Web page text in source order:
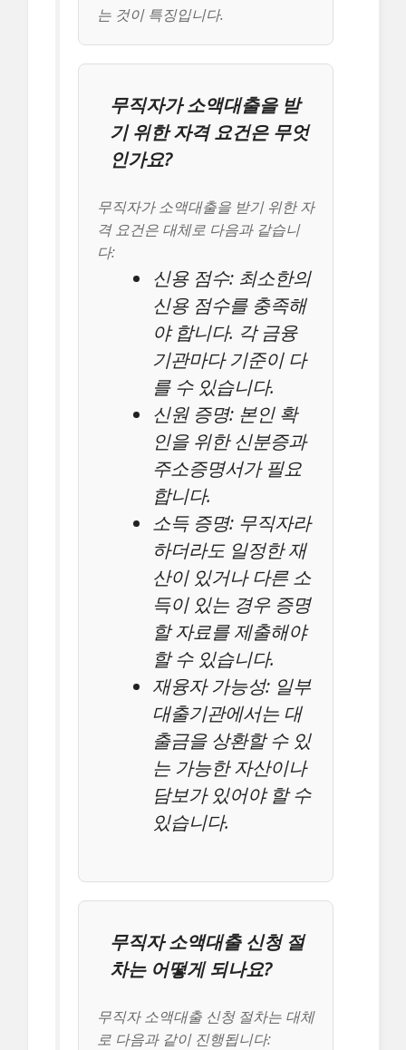
는 것이 특징입니다.
무직자가 소액대출을 받
기 위한 자격 요건은 무엇
인가요?
무직자가 소액대출을 받기 위한 자
격 요건은 대체로 다음과 같습니
다:
신용 점수: 최소한의
신용 점수를 충족해
야 합니다. 각 금융
기관마다 기준이 다
를 수 있습니다.
신원 증명: 본인 확
인을 위한 신분증과
주소증명서가 필요
합니다.
소득 증명: 무직자라
하더라도 일정한 재
산이 있거나 다른 소
득이 있는 경우 증명
할 자료를 제출해야
할 수 있습니다.
재융자 가능성: 일부
대출기관에서는 대
출금을 상환할 수 있
는 가능한 자산이나
담보가 있어야 할 수
있습니다.
무직자 소액대출 신청 절
차는 어떻게 되나요?
무직자 소액대출 신청 절차는 대체
로 다음과 같이 진행됩니다: